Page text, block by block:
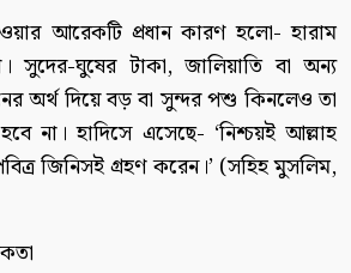
আরেকটি প্রধান কারণ হলো- হারাম
সুদের-ঘুষের টাকা, জালিয়াতি বা অন্য
অর্থ দিয়ে বড় বা সুন্দর পশু কিনলেও তা
না। হাদিসে এসেছে- ‘নিশ্চয়ই আল্লাহ
জিনিসই গ্রহণ করেন।’ (সহিহ মুসলিম,